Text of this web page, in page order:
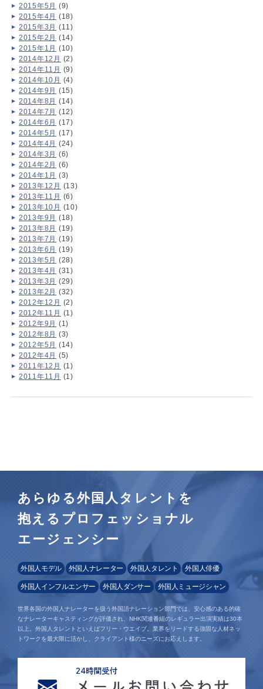
2015年5月 (9)
2015年4月 (18)
2015年3月 (11)
2015年2月 (14)
2015年1月 (10)
2014年12月 (2)
2014年11月 (9)
2014年10月 (4)
2014年9月 (15)
2014年8月 (14)
2014年7月 (12)
2014年6月 (17)
2014年5月 (17)
2014年4月 (24)
2014年3月 (6)
2014年2月 (6)
2014年1月 (3)
2013年12月 (13)
2013年11月 (6)
2013年10月 (10)
2013年9月 (18)
2013年8月 (19)
2013年7月 (19)
2013年6月 (19)
2013年5月 (28)
2013年4月 (31)
2013年3月 (29)
2013年2月 (32)
2012年12月 (2)
2012年11月 (1)
2012年9月 (1)
2012年8月 (3)
2012年5月 (14)
2012年4月 (5)
2011年12月 (1)
2011年11月 (1)
あらゆる外国人タレントを
抱えるプロフェッショナル
エージェンシー
外国人モデル 外国人ナレーター 外国人タレント 外国人俳優
外国人インフルエンサー 外国人ダンサー 外国人ミュージシャン
世界各国の外国人ナレーターを扱う外国語ナレーション部門では、安心感のある的確
なナレーターキャスティングが評価され、NHK関連番組のレギュラー出演実績は30本
以上。外国人タレントといえばフリー・ウエイブ。業界をリードする強固な人材ネッ
トワークを最大限に活かし、クライアント様のニーズにお応えします。